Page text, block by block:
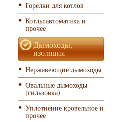
Горелки для котлов
Котлы:автоматика и
прочее
Дымоходы,
изоляция
Нержавеющие дымоходы
Овальные дымоходы
(гильзовка)
Уплотнение кровельное и
прочее